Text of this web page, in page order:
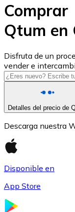
USD Coin
USDC
Comprar
Qtum en
Disfruta de un
vender e
Detalles del precio de
Descarga nuestra
Disponible en
App Store